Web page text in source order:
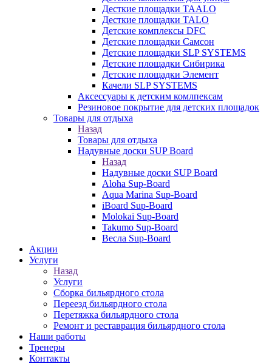
Десткие площадки TAALO
Десткие площадки TALO
Детские комплексы DFC
Детские площадки Самсон
Детские площадки SLP SYSTEMS
Детские площадки Сибирика
Детские площадки Элемент
Качели SLP SYSTEMS
Аксессуары к детским комлпексам
Резиновое покрытие для детских площадок
Товары для отдыха
Назад
Товары для отдыха
Надувные доски SUP Board
Назад
Надувные доски SUP Board
Aloha Sup-Board
Aqua Marina Sup-Board
iBoard Sup-Board
Molokai Sup-Board
Takumo Sup-Board
Весла Sup-Board
Акции
Услуги
Назад
Услуги
Сборка бильярдного стола
Переезд бильярдного стола
Перетяжка бильярдного стола
Ремонт и реставрация бильярдного стола
Наши работы
Тренеры
Контакты